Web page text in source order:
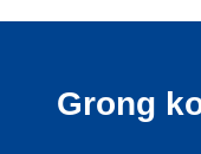
Grong